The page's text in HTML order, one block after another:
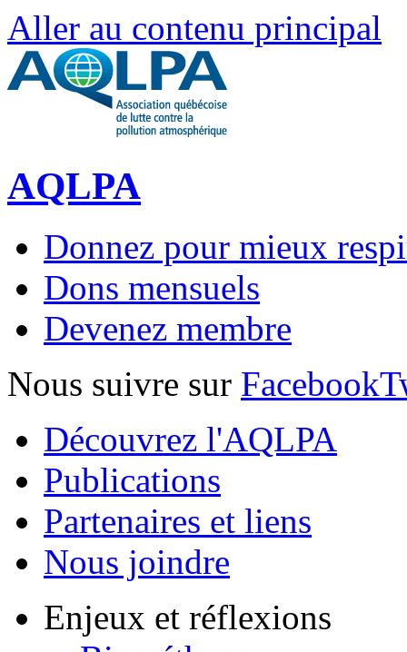
Aller au contenu principal
AQLPA
Donnez pour mieux
Dons mensuels
Devenez membre
Nous suivre sur Facebook
Découvrez l'AQLPA
Publications
Partenaires et liens
Nous joindre
Enjeux et réflexions